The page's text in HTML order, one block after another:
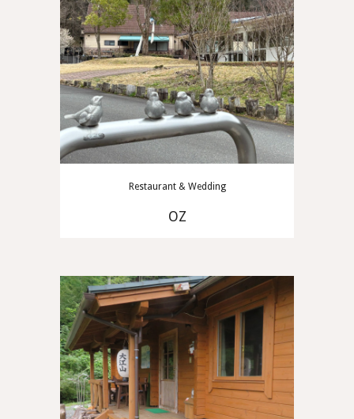
Restaurant & Wedding
OZ